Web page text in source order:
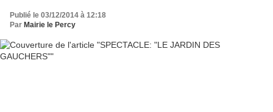
Publié le 03/12/2014 à 12:18
Par Mairie le Percy